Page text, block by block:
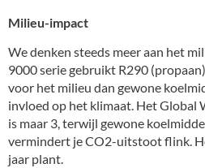
Milieu-impact
We denken steeds meer aan het
9000 serie gebruikt R290
voor het milieu dan gewone
invloed op het klimaat. Het Global
is maar 3, terwijl gewone
vermindert je CO2-uitstoot flink.
jaar plant.